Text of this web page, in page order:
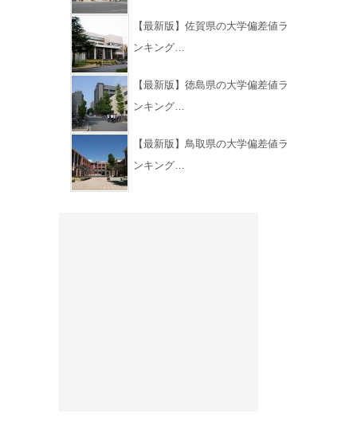
【最新版】佐賀県の大学偏差値ラ
ンキング…
【最新版】徳島県の大学偏差値ラ
ンキング…
【最新版】鳥取県の大学偏差値ラ
ンキング…